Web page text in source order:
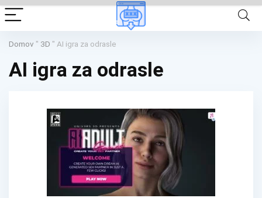
Domov " 3D " AI igra za odrasle
AI igra za odrasle